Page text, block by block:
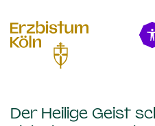
Der Heilige Geist